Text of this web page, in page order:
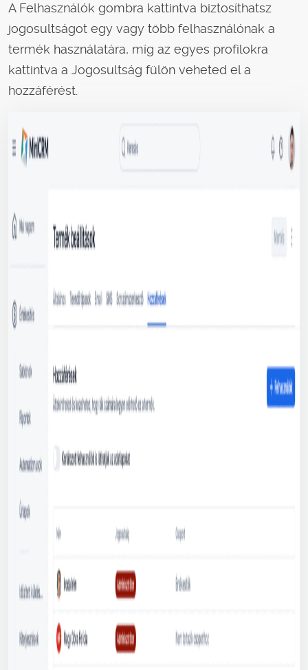
A Felhasználók gombra kattintva biztosíthatsz
jogosultságot egy vagy több felhasználónak a
termék használatára, míg az egyes profilokra
kattintva a Jogosultság fülön veheted el a
hozzáférést.